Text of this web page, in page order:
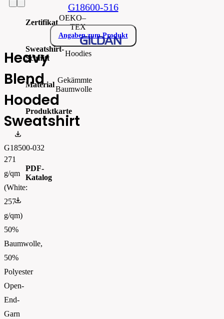
Heavy
Blend
Hooded
Sweatshirt
G18500-032
271
g/qm
(White:
257
g/qm)
50%
Baumwolle,
50%
Polyester
Open-
End-
Garn
Zertifikat
OEKO–
TEX
Sweatshirt-
Schnitt
Hoodies
Material
Gekämmte
Baumwolle
Produktkarte
PDF-
Katalog
G18600-516
Angaben zum Produkt